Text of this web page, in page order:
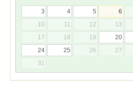
3
4 5 6
10
11 12 13
17
18 19 20
24
25 26 27
31